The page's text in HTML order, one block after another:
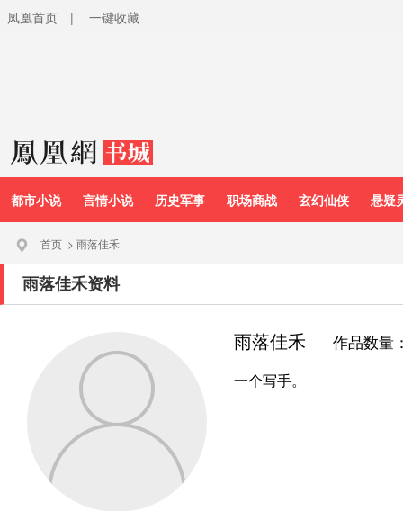
凤凰首页 | 一键收藏
都市小说 言情小说 历史军事 职场商战 玄幻仙侠 悬疑
首页 > 雨落佳禾
雨落佳禾资料
雨落佳禾 作品数量
一个写手。